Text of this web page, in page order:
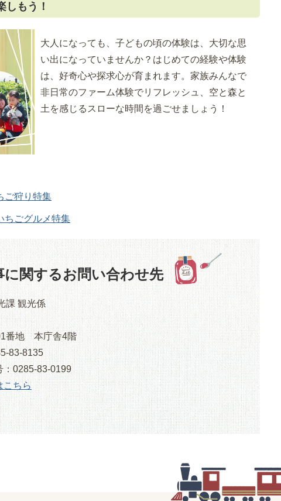
しもう！
大人になっても、子どもの頃の体験は、大切な思
い出になっていませんか？はじめての経験や体験
は、好奇心や探求心が育まれます。家族みんなで
非日常のファーム体験でリフレッシュ、空と森と
土を感じるスローな時間を過ごせましょう！
ご狩り特集
ちごグルメ特集
に関するお問い合わせ先
課 観光係
番地 本庁舎4階
83-8135
：0285-83-0199
こちら